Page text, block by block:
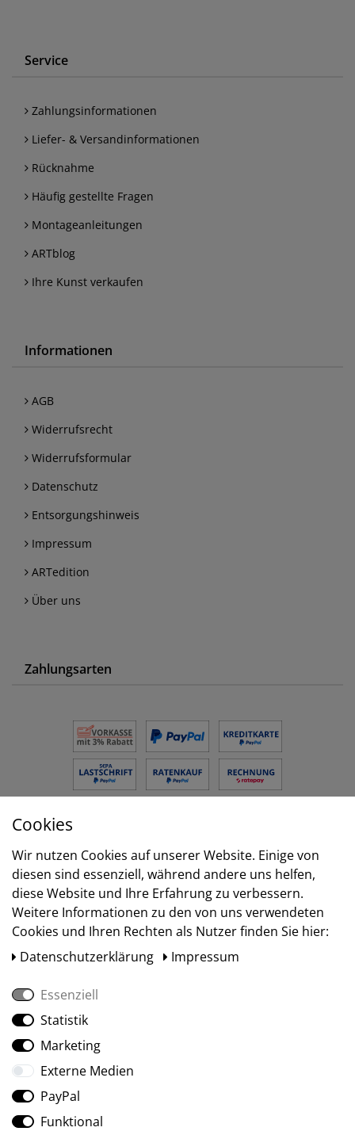
Service
Zahlungsinformationen
Liefer- & Versandinformationen
Rücknahme
Häufig gestellte Fragen
Montageanleitungen
ARTblog
Ihre Kunst verkaufen
Informationen
AGB
Widerrufsrecht
Widerrufsformular
Datenschutz
Entsorgungshinweis
Impressum
ARTedition
Über uns
Zahlungsarten
Versand
Social Media
Cookies
Wir nutzen Cookies auf unserer Website. Einige von
diesen sind essenziell, während andere uns helfen,
diese Website und Ihre Erfahrung zu verbessern.
Weitere Informationen zu den von uns verwendeten
Cookies und Ihren Rechten als Nutzer finden Sie hier:
Daten­schutz­erklärung
Impressum
Essenziell
Statistik
Marketing
Externe Medien
PayPal
Funktional